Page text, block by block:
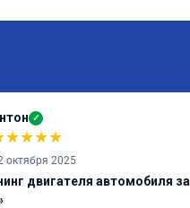
✓
★★★★
октября 2025
двигателя автомобиля за